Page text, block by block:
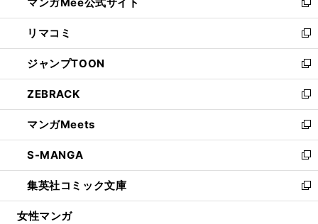
ド
ウ
で
開
く
ィ
ン
ド
ウ
で
開
く
い
ウ
ィ
ン
ド
ウ
で
開
く
新
し
い
ウ
ィ
ン
ド
ウ
で
開
く
リマコミ
新
し
い
ウ
ィ
ン
ド
ウ
で
開
く
ジャンプTOON
新
し
い
ウ
ィ
ン
ド
ウ
で
開
ZEBRACK
新
し
い
ウ
ィ
ン
ド
ウ
マンガMeets
新
し
い
ウ
ィ
ン
S-MANGA
新
し
い
ウ
集英社コミック文庫
新
し
女性マンガ